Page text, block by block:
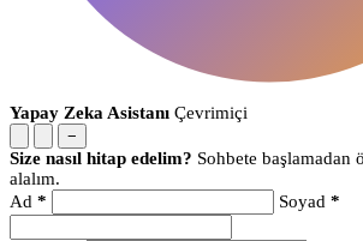
Yapay Zeka Asistanı Çevrimiçi
−
Size nasıl hitap edelim? Sohbete başlamadan
alalım.
Ad * Soyad *